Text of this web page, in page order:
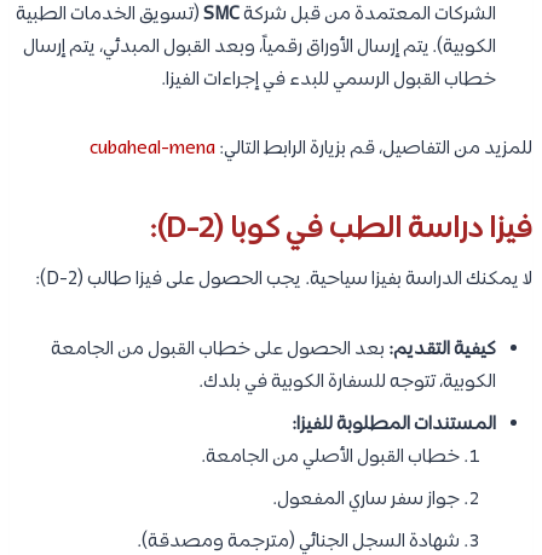
الشركات المعتمدة من قبل شركةSMC(تسويق الخدمات الطبية
الكوبية). يتم إرسال الأوراق رقمياً، وبعد القبول المبدئي، يتم إرسال
خطاب القبول الرسمي للبدء في إجراءات الفيزا.
للمزيد من التفاصيل، قم بزيارة الرابط التالي:cubaheal-mena
فيزا دراسة الطب في كوبا (D-2):
لا يمكنك الدراسة بفيزا سياحية. يجب الحصول على فيزا طالب (D-2):
كيفية التقديم: بعد الحصول على خطاب القبول من الجامعة
الكوبية، تتوجه للسفارة الكوبية في بلدك.
المستندات المطلوبة للفيزا:
خطاب القبول الأصلي من الجامعة.
جواز سفر ساري المفعول.
شهادة السجل الجنائي (مترجمة ومصدقة).